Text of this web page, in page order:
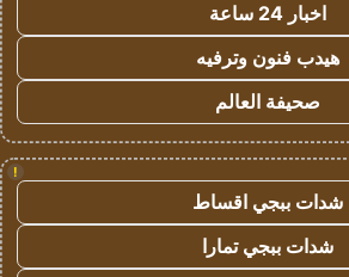
اخبار 24 ساعة
هيدب فنون وترفيه
صحيفة العالم
!
شدات ببجي اقساط
شدات ببجي تمارا